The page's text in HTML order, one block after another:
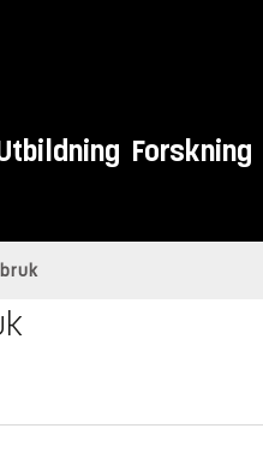
Forskning